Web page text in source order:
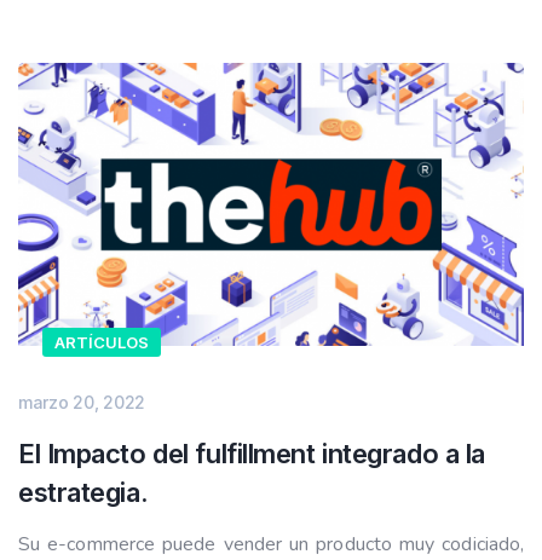
ARTÍCULOS
marzo 20, 2022
El Impacto del fulfillment integrado a la
estrategia.
Su e-commerce puede vender un producto muy codiciado,